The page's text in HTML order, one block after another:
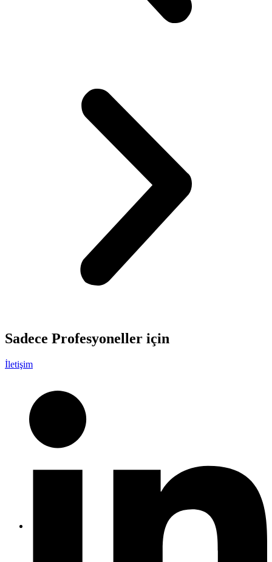
Sadece Profesyoneller için
İletişim